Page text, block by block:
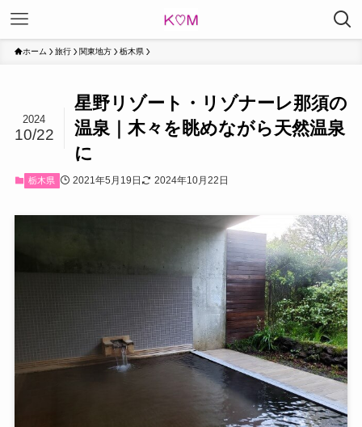
ホーム 旅行 関東地方 栃木県
星野リゾート・リゾナーレ那須の
温泉｜木々を眺めながら天然温泉
に
2024
10/22
栃木県 2021年5月19日 2024年10月22日